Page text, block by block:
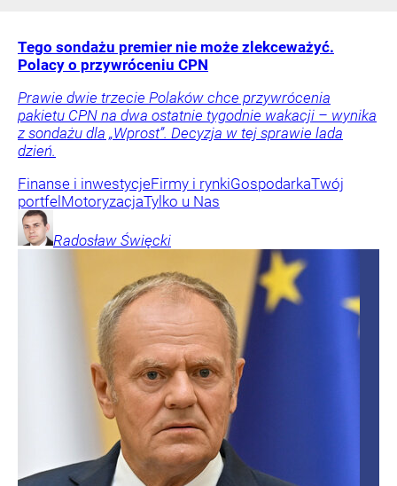
Tego sondażu premier nie może zlekceważyć.
Polacy o przywróceniu CPN
Prawie dwie trzecie Polaków chce przywrócenia
pakietu CPN na dwa ostatnie tygodnie wakacji – wynika
z sondażu dla „Wprost”. Decyzja w tej sprawie lada
dzień.
Finanse i inwestycjeFirmy i rynkiGospodarkaTwój
portfel MotoryzacjaTylko u Nas
Radosław Święcki